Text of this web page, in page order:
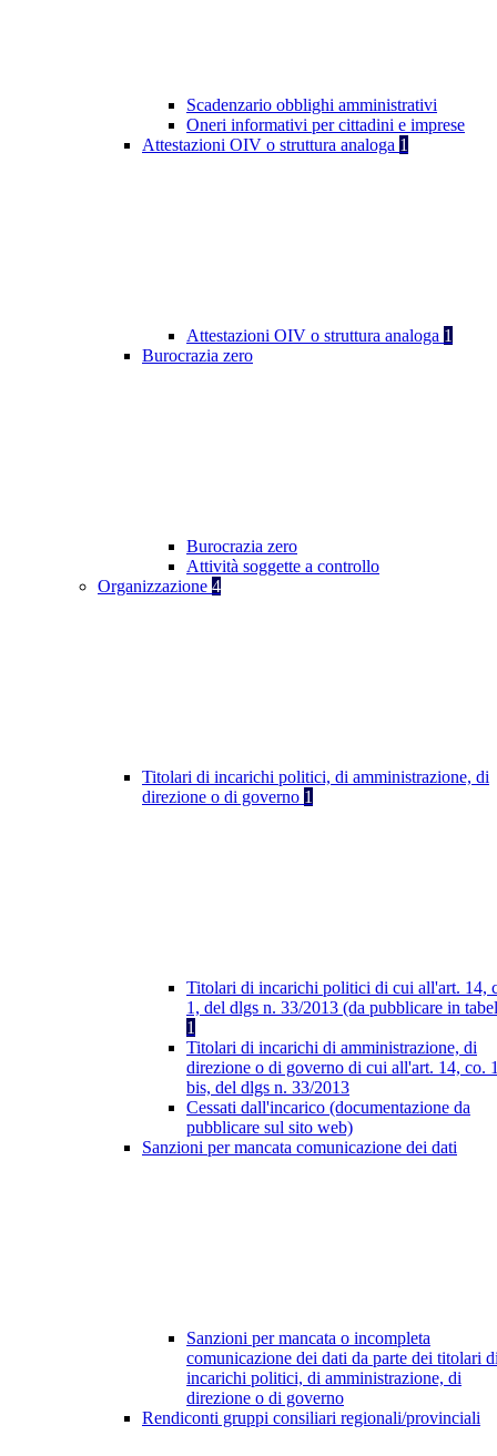
Scadenzario obblighi amministrativi
Oneri informativi per cittadini e imprese
Attestazioni OIV o struttura analoga 1
Attestazioni OIV o struttura analoga 1
Burocrazia zero
Burocrazia zero
Attività soggette a controllo
Organizzazione 4
Titolari di incarichi politici, di amministrazione, di
direzione o di governo 1
Titolari di incarichi politici di cui all'art. 14,
1, del dlgs n. 33/2013 (da pubblicare in
1
Titolari di incarichi di amministrazione, di
direzione o di governo di cui all'art. 14, co.
bis, del dlgs n. 33/2013
Cessati dall'incarico (documentazione da
pubblicare sul sito web)
Sanzioni per mancata comunicazione dei dati
Sanzioni per mancata o incompleta
comunicazione dei dati da parte dei titolari
incarichi politici, di amministrazione, di
direzione o di governo
Rendiconti gruppi consiliari regionali/provinciali